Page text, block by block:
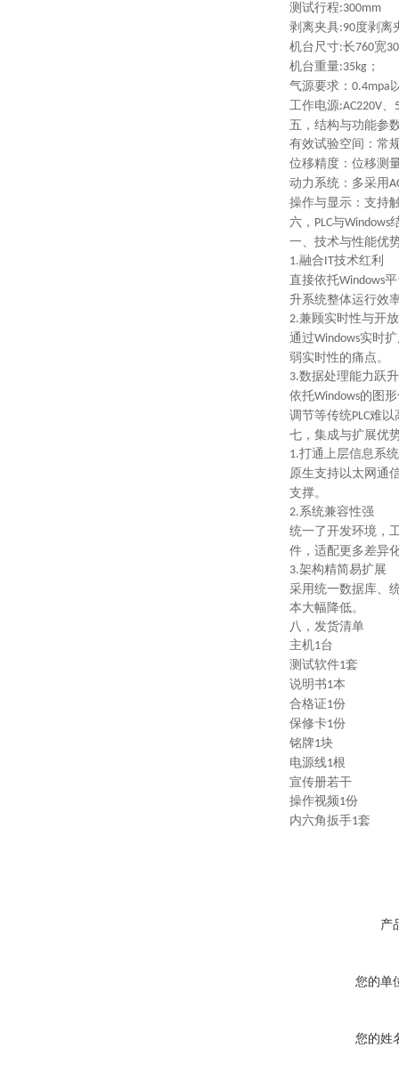
测试行程:300mm
剥离夹具:90度剥离
机台尺寸:长760宽
机台重量:35kg ；
气源要求： 0.4mpa
工作电源:AC220V、
五， 结构与功能参
有效试验空间 ：常
位移精度 ：位移测
动力系统 ：多采用
操作与显示 ：支持
六， PLC与Windows
一、技术与性能优
1.‌融合IT技术红利
直接依托Windows
升系统整体运行效
2.‌兼顾实时性与开
通过Windows实时
弱实时性的痛点。
3.‌数据处理能力跃升
依托Windows的图
调节等传统PLC难以
七， 集成与扩展优
1.‌打通上层信息系统
原生支持以太网通
支撑。
2.‌系统兼容性强
统一了开发环境，
件，适配更多差异
3.‌架构精简易扩展
采用统一数据库、
本大幅降低。
八，发货清单
主机1台
测试软件1套
说明书1本
合格证1份
保修卡1份
铭牌1块
电源线1根
宣传册若干
操作视频1份
内六角扳手1套
产
您的单
您的姓